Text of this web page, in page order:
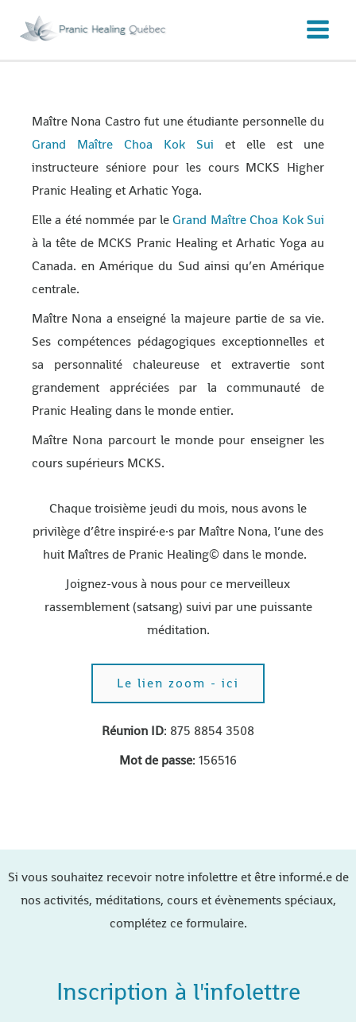
Maître Nona Castro fut une étudiante personnelle du
Grand Maître Choa Kok Sui et elle est une
instructeure séniore pour les cours MCKS Higher
Pranic Healing et Arhatic Yoga.
Elle a été nommée par leGrand Maître Choa Kok Sui
à la tête de MCKS Pranic Healing et Arhatic Yoga au
Canada. en Amérique du Sud ainsi qu’en Amérique
centrale.
Maître Nona a enseigné la majeure partie de sa vie.
Ses compétences pédagogiques exceptionnelles et
sa personnalité chaleureuse et extravertie sont
grandement appréciées par la communauté de
Pranic Healing dans le monde entier.
Maître Nona parcourt le monde pour enseigner les
cours supérieurs MCKS.
Chaquetroisième jeudi du mois, nousavonsle
privilèged’êtreinspiré·e·s par Maître Nona, l’unedes
huit Maîtresde Pranic Healing© danslemonde.
Joignez-vousà nous pourcemerveilleux
rassemblement(satsang) suivi par unepuissante
méditation.
Le lien zoom - ici
Réunion ID: 875 8854 3508
Mot de passe: 156516
Si vous souhaitez recevoir notre infolettre et être informé.e de
nos activités, méditations, cours et évènements spéciaux,
complétez ce formulaire.
Inscription à l'infolettre